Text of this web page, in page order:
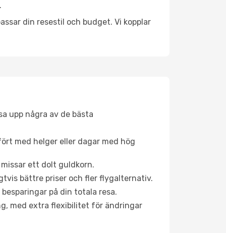
din resestil och budget. Vi kopplar
upp några av de bästa
med helger eller dagar med hög
ett dolt guldkorn.
bättre priser och fler flygalternativ.
på din totala resa.
med extra flexibilitet för ändringar